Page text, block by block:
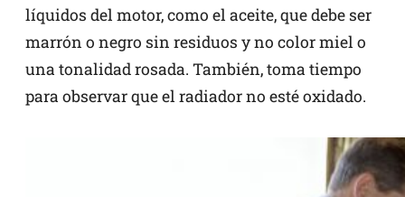
líquidos del motor, como el aceite, que debe ser
marrón o negro sin residuos y no color miel o
una tonalidad rosada. También, toma tiempo
para observar que el radiador no esté oxidado.